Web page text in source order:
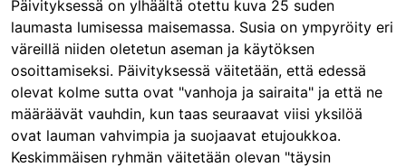
Päivityksessä on ylhäältä otettu kuva 25 suden
laumasta lumisessa maisemassa. Susia on ympyröity eri
väreillä niiden oletetun aseman ja käytöksen
osoittamiseksi. Päivityksessä väitetään, että edessä
olevat kolme sutta ovat "vanhoja ja sairaita" ja että ne
määräävät vauhdin, kun taas seuraavat viisi yksilöä
ovat lauman vahvimpia ja suojaavat etujoukkoa.
Keskimmäisen ryhmän väitetään olevan "täysin